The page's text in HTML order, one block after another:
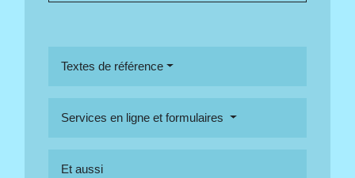
Textes de référence
Services en ligne et formulaires
Et aussi